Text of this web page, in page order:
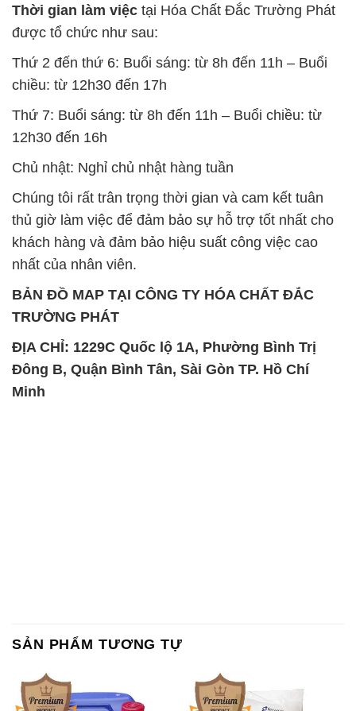
Thời gian làm việc tại Hóa Chất Đắc Trường Phát
được tổ chức như sau:
Thứ 2 đến thứ 6: Buổi sáng: từ 8h đến 11h – Buổi
chiều: từ 12h30 đến 17h
Thứ 7: Buổi sáng: từ 8h đến 11h – Buổi chiều: từ
12h30 đến 16h
Chủ nhật: Nghỉ chủ nhật hàng tuần
Chúng tôi rất trân trọng thời gian và cam kết tuân
thủ giờ làm việc để đảm bảo sự hỗ trợ tốt nhất cho
khách hàng và đảm bảo hiệu suất công việc cao
nhất của nhân viên.
BẢN ĐỒ MAP TẠI CÔNG TY HÓA CHẤT ĐẮC
TRƯỜNG PHÁT
ĐỊA CHỈ: 1229C Quốc lộ 1A, Phường Bình Trị
Đông B, Quận Bình Tân, Sài Gòn TP. Hồ Chí
Minh
SẢN PHẨM TƯƠNG TỰ